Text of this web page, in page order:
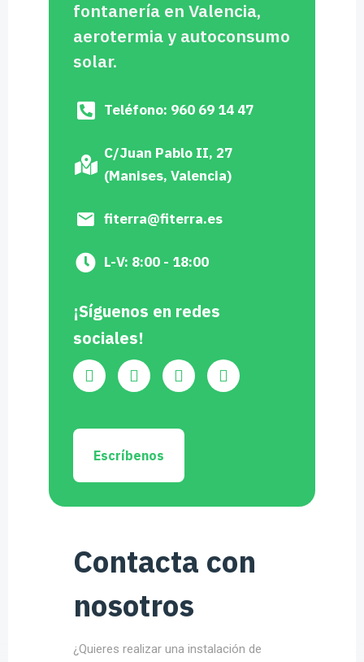
fontanería en Valencia,
aerotermia y autoconsumo
solar.
Teléfono: 960 69 14 47
C/Juan Pablo II, 27
(Manises, Valencia)
fiterra@fiterra.es
L-V: 8:00 - 18:00
¡Síguenos en redes
sociales!
Escríbenos
Contacta con
nosotros
¿Quieres realizar una instalación de